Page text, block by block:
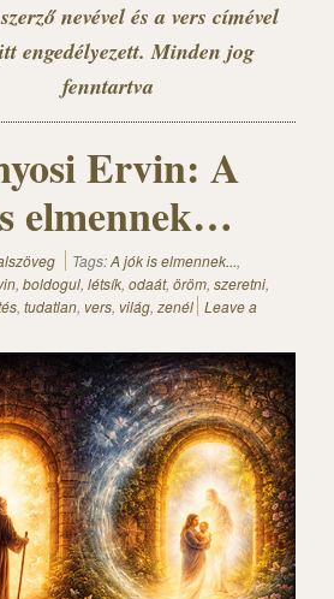
nevével és a vers címével
engedélyezett. Minden jog
fenntartva
Ervin: A
elmennek…
Tags:A jók is elmennek...,
, boldogul, létsík, odaát, öröm, szeretni,
, tudatlan, vers, világ, zenél Leave a